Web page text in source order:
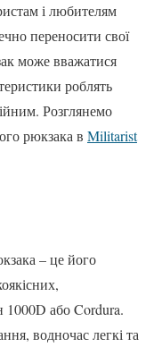
і любителям
переносити свої
може вважатися
роблять
Розглянемо
рюкзака в Militarist
– це його
1000D або Cordura.
водночас легкі та